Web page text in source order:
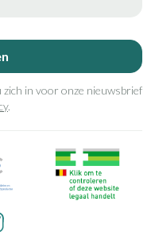
in voor onze nieuwsbrief
.